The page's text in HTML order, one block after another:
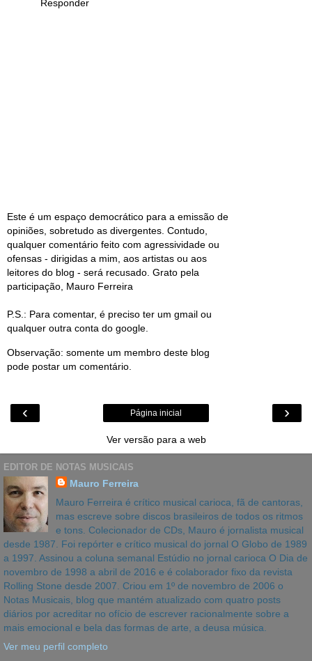
Responder
Este é um espaço democrático para a emissão de
opiniões, sobretudo as divergentes. Contudo,
qualquer comentário feito com agressividade ou
ofensas - dirigidas a mim, aos artistas ou aos
leitores do blog - será recusado. Grato pela
participação, Mauro Ferreira
P.S.: Para comentar, é preciso ter um gmail ou
qualquer outra conta do google.
Observação: somente um membro deste blog
pode postar um comentário.
‹ ›
Página inicial
Ver versão para a web
EDITOR DE NOTAS MUSICAIS
Mauro Ferreira
Mauro Ferreira é crítico musical carioca, fã de cantoras,
mas escreve sobre discos brasileiros de todos os ritmos
e tons. Colecionador de CDs, Mauro é jornalista musical
desde 1987. Foi repórter e crítico musical do jornal O Globo de 1989
a 1997. Assinou a coluna semanal Estúdio no jornal carioca O Dia de
novembro de 1998 a abril de 2016 e é colaborador fixo da revista
Rolling Stone desde 2007. Criou em 1º de novembro de 2006 o
Notas Musicais, blog que mantém atualizado com quatro posts
diários por acreditar no ofício de escrever racionalmente sobre a
mais emocional e bela das formas de arte, a deusa música.
Ver meu perfil completo